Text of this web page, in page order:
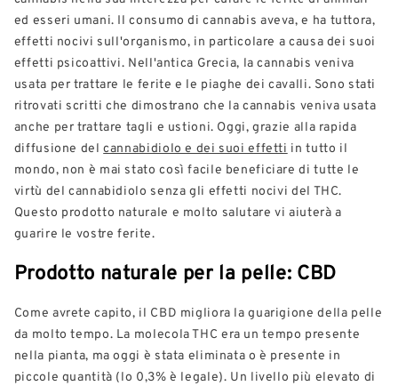
ed esseri umani. Il consumo di cannabis aveva, e ha tuttora,
effetti nocivi sull'organismo, in particolare a causa dei suoi
effetti psicoattivi. Nell'antica Grecia, la cannabis veniva
usata per trattare le ferite e le piaghe dei cavalli. Sono stati
ritrovati scritti che dimostrano che la cannabis veniva usata
anche per trattare tagli e ustioni. Oggi, grazie alla rapida
diffusione delcannabidiolo e dei suoi effetti in tutto il
mondo, non è mai stato così facile beneficiare di tutte le
virtù del cannabidiolo senza gli effetti nocivi del THC.
Questo prodotto naturale e molto salutare vi aiuterà a
guarire le vostre ferite.
Prodotto naturale per la pelle: CBD
Come avrete capito, il CBD migliora la guarigione della pelle
da molto tempo. La molecola THC era un tempo presente
nella pianta, ma oggi è stata eliminata o è presente in
piccole quantità (lo 0,3% è legale). Un livello più elevato di